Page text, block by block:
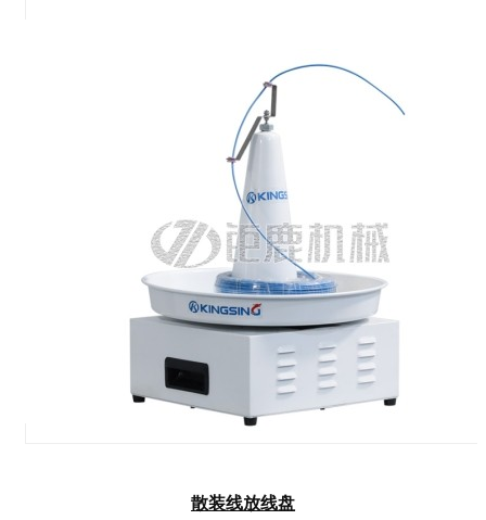
散装线放线盘